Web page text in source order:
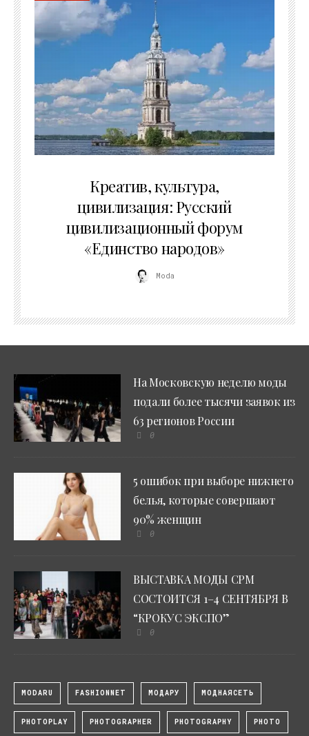
Креатив, культура,
цивилизация: Русский
цивилизационный форум
«Единство народов»
Moda
На Московскую неделю моды
подали более тысячи заявок из
63 регионов России
0
5 ошибок при выборе нижнего
белья, которые совершают
90% женщин
0
ВЫСТАВКА МОДЫ CPM
СОСТОИТСЯ 1–4 СЕНТЯБРЯ В
“КРОКУС ЭКСПО”
0
MODARU FASHIONNET МОДАРУ МОДНАЯСЕТЬ
PHOTOPLAY PHOTOGRAPHER PHOTOGRAPHY PHOTO